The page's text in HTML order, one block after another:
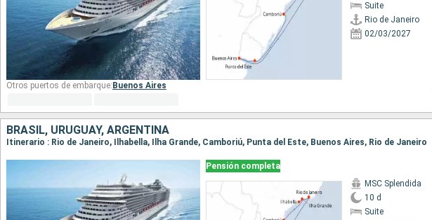
Suite
Rio de Janeiro
02/03/2027
Otros puertos de embarque: Buenos Aires
BRASIL, URUGUAY, ARGENTINA
Itinerario : Rio de Janeiro, Ilhabella, Ilha Grande, Camboriú, Punta del Este, Buenos Aires, Rio de Janeiro
Pensión completa
MSC Splendida
10 d
Suite